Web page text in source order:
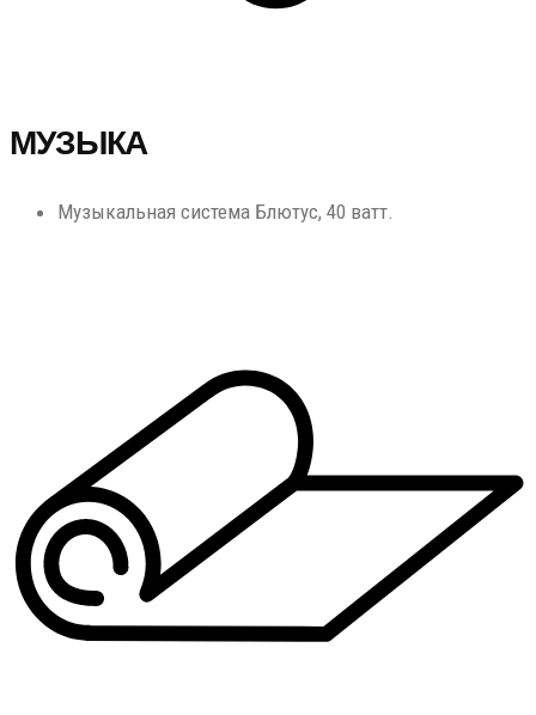
МУЗЫКА
Музыкальная система Блютус, 40 ватт.